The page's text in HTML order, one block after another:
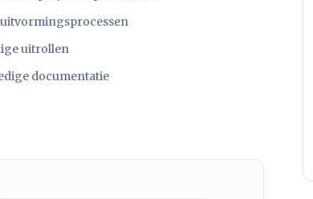
uitrollen
documentatie